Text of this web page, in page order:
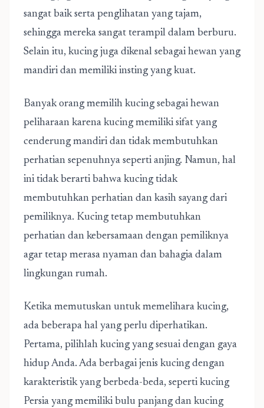
sangat baik serta penglihatan yang tajam,
sehingga mereka sangat terampil dalam berburu.
Selain itu, kucing juga dikenal sebagai hewan yang
mandiri dan memiliki insting yang kuat.
Banyak orang memilih kucing sebagai hewan
peliharaan karena kucing memiliki sifat yang
cenderung mandiri dan tidak membutuhkan
perhatian sepenuhnya seperti anjing. Namun, hal
ini tidak berarti bahwa kucing tidak
membutuhkan perhatian dan kasih sayang dari
pemiliknya. Kucing tetap membutuhkan
perhatian dan kebersamaan dengan pemiliknya
agar tetap merasa nyaman dan bahagia dalam
lingkungan rumah.
Ketika memutuskan untuk memelihara kucing,
ada beberapa hal yang perlu diperhatikan.
Pertama, pilihlah kucing yang sesuai dengan gaya
hidup Anda. Ada berbagai jenis kucing dengan
karakteristik yang berbeda-beda, seperti kucing
Persia yang memiliki bulu panjang dan kucing